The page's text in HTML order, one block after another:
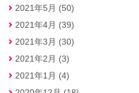
2021年5月 (50)
2021年4月 (39)
2021年3月 (30)
2021年2月 (3)
2021年1月 (4)